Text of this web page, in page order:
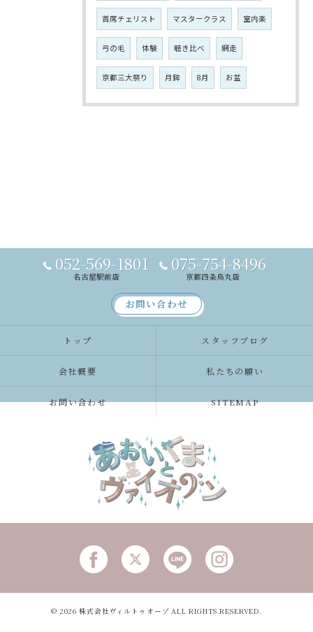
首席チェリスト マスタークラス 室内楽
弓の毛 体験 聴き比べ 網走
京都三大祭り 月鉾 8月 お盆
052-569-1801
名古屋駅前店
075-754-8496
京都四条烏丸店
お問い合わせ
トップ スタッフブログ
会社概要 私たちの願い
お問い合わせ SITEMAP
© 2026 株式会社ヴィルトゥオーゾ ALL RIGHTS RESERVED.